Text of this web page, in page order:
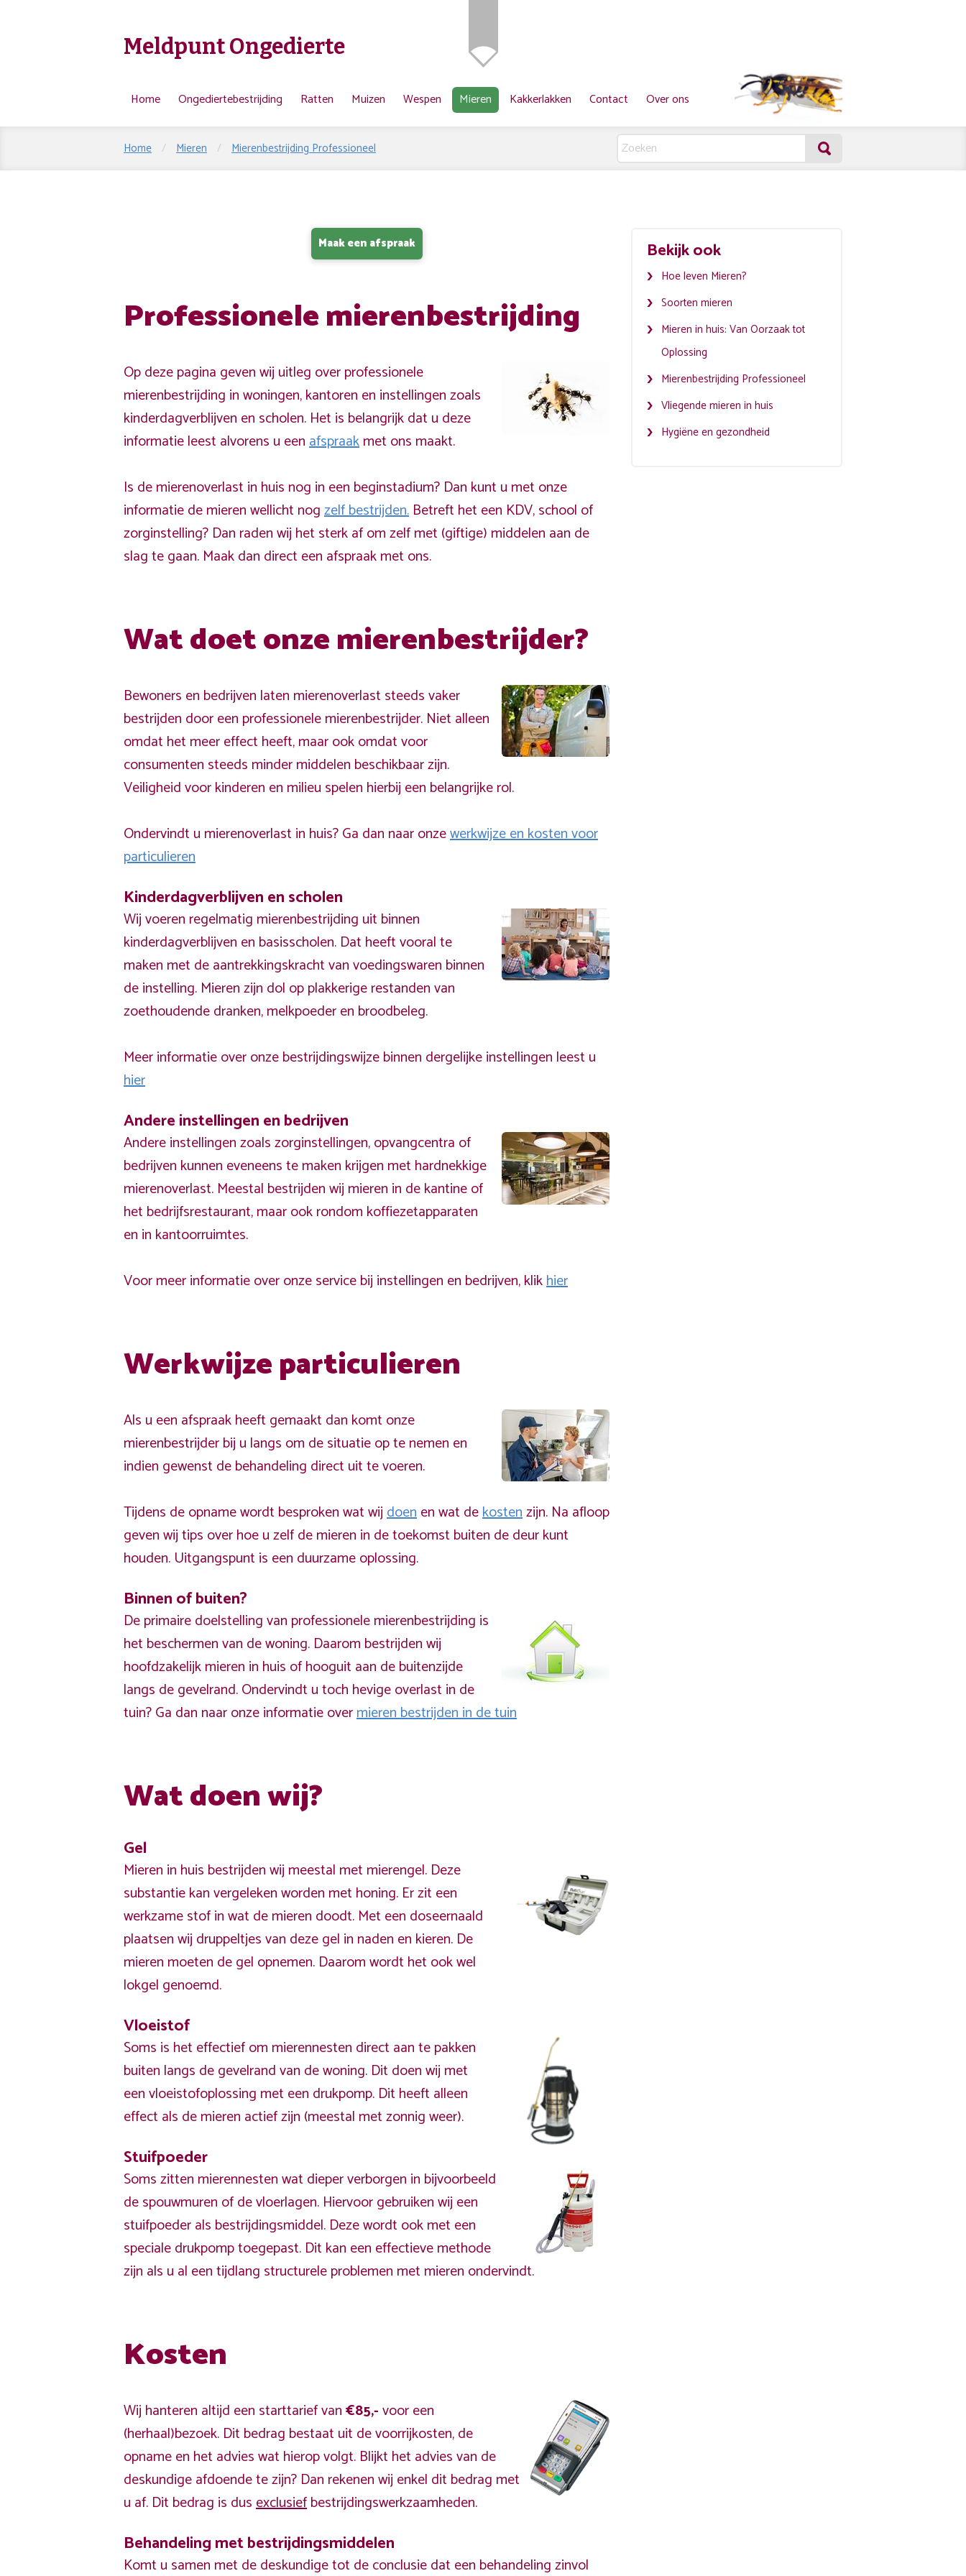
Meldpunt Ongedierte
Home Ongediertebestrijding Ratten Muizen Wespen Mieren Kakkerlakken Contact Over ons
Home / Mieren / Mierenbestrijding Professioneel
Maak een afspraak
Professionele mierenbestrijding
Op deze pagina geven wij uitleg over professionele
mierenbestrijding in woningen, kantoren en instellingen zoals
kinderdagverblijven en scholen. Het is belangrijk dat u deze
informatie leest alvorens u eenafspraakmet ons maakt.
Is de mierenoverlast in huis nog in een beginstadium? Dan kunt u met onze
informatie de mieren wellicht nogzelf bestrijden. Betreft het een KDV, school of
zorginstelling? Dan raden wij het sterk af om zelf met (giftige) middelen aan de
slag te gaan. Maak dan direct een afspraak met ons.
Wat doet onze mierenbestrijder?
Bewoners en bedrijven laten mierenoverlast steeds vaker
bestrijden door een professionele mierenbestrijder. Niet alleen
omdat het meer effect heeft, maar ook omdat voor
consumenten steeds minder middelen beschikbaar zijn.
Veiligheid voor kinderen en milieu spelen hierbij een belangrijke rol.
Ondervindt u mierenoverlast in huis? Ga dan naar onzewerkwijze en kosten voor
particulieren
Kinderdagverblijven en scholen
Wij voeren regelmatig mierenbestrijding uit binnen
kinderdagverblijven en basisscholen. Dat heeft vooral te
maken met de aantrekkingskracht van voedingswaren binnen
de instelling. Mieren zijn dol op plakkerige restanden van
zoethoudende dranken, melkpoeder en broodbeleg.
Meer informatie over onze bestrijdingswijze binnen dergelijke instellingen leest u
hier
Andere instellingen en bedrijven
Andere instellingen zoals zorginstellingen, opvangcentra of
bedrijven kunnen eveneens te maken krijgen met hardnekkige
mierenoverlast. Meestal bestrijden wij mieren in de kantine of
het bedrijfsrestaurant, maar ook rondom koffiezetapparaten
en in kantoorruimtes.
Voor meer informatie over onze service bij instellingen en bedrijven, klikhier
Werkwijze particulieren
Als u een afspraak heeft gemaakt dan komt onze
mierenbestrijder bij u langs om de situatie op te nemen en
indien gewenst de behandeling direct uit te voeren.
Tijdens de opname wordt besproken wat wijdoenen wat dekostenzijn. Na afloop
geven wij tips over hoe u zelf de mieren in de toekomst buiten de deur kunt
houden. Uitgangspunt is een duurzame oplossing.
Binnen of buiten?
De primaire doelstelling van professionele mierenbestrijding is
het beschermen van de woning. Daarom bestrijden wij
hoofdzakelijk mieren in huis of hooguit aan de buitenzijde
langs de gevelrand. Ondervindt u toch hevige overlast in de
tuin? Ga dan naar onze informatie overmieren bestrijden in de tuin
Wat doen wij?
Gel
Mieren in huis bestrijden wij meestal met mierengel. Deze
substantie kan vergeleken worden met honing. Er zit een
werkzame stof in wat de mieren doodt. Met een doseernaald
plaatsen wij druppeltjes van deze gel in naden en kieren. De
mieren moeten de gel opnemen. Daarom wordt het ook wel
lokgel genoemd.
Vloeistof
Soms is het effectief om mierennesten direct aan te pakken
buiten langs de gevelrand van de woning. Dit doen wij met
een vloeistofoplossing met een drukpomp. Dit heeft alleen
effect als de mieren actief zijn (meestal met zonnig weer).
Stuifpoeder
Soms zitten mierennesten wat dieper verborgen in bijvoorbeeld
de spouwmuren of de vloerlagen. Hiervoor gebruiken wij een
stuifpoeder als bestrijdingsmiddel. Deze wordt ook met een
speciale drukpomp toegepast. Dit kan een effectieve methode
zijn als u al een tijdlang structurele problemen met mieren ondervindt.
Kosten
Wij hanteren altijd een starttarief van€85,-voor een
(herhaal)bezoek. Dit bedrag bestaat uit de voorrijkosten, de
opname en het advies wat hierop volgt. Blijkt het advies van de
deskundige afdoende te zijn? Dan rekenen wij enkel dit bedrag met
u af. Dit bedrag is dusexclusiefbestrijdingswerkzaamheden.
Behandeling met bestrijdingsmiddelen
Komt u samen met de deskundige tot de conclusie dat een behandeling zinvol
Bekijk ook
Hoe leven Mieren?
Soorten mieren
Mieren in huis: Van Oorzaak tot
Oplossing
Mierenbestrijding Professioneel
Vliegende mieren in huis
Hygiëne en gezondheid